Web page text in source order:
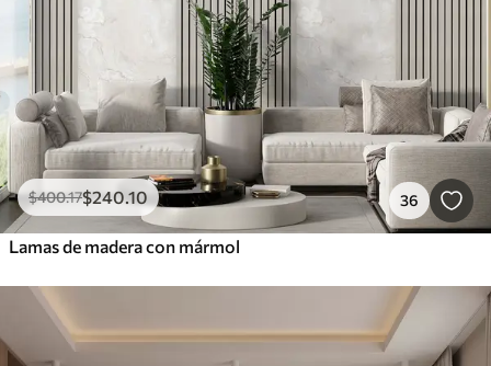
$400.17$240 .10 36
Lamas de madera con mármol